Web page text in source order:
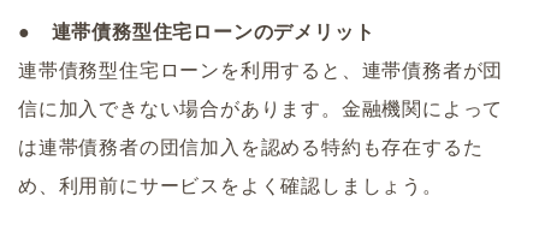
● 連帯債務型住宅ローンのデメリット
連帯債務型住宅ローンを利用すると、連帯債務者が団
信に加入できない場合があります。金融機関によって
は連帯債務者の団信加入を認める特約も存在するた
め、利用前にサービスをよく確認しましょう。